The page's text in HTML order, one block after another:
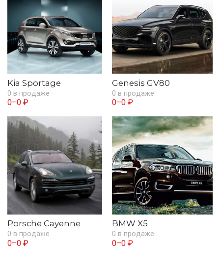
Kia Sportage
0 в продаже
0–0 ₽
Genesis GV80
0 в продаже
0–0 ₽
Porsche Cayenne
0 в продаже
0–0 ₽
BMW X5
0 в продаже
0–0 ₽